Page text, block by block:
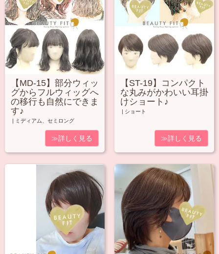
【MD-15】部分ウィッ
グからフルウィッグへ
の移行も自然にできま
す♪
| ミディアム セミロング
≫詳しく見る
【ST-19】コンパクト
な丸みがかわいい耳掛
けショート♪
| ショート
≫詳しく見る